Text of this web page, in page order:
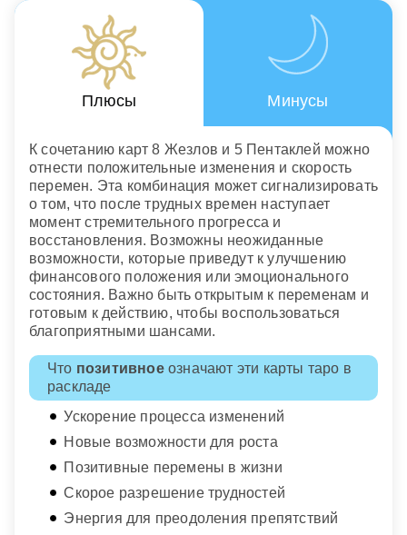
Плюсы Минусы
К сочетанию карт 8 Жезлов и 5 Пентаклей можно
отнести положительные изменения и скорость
перемен. Эта комбинация может сигнализировать
о том, что после трудных времен наступает
момент стремительного прогресса и
восстановления. Возможны неожиданные
возможности, которые приведут к улучшению
финансового положения или эмоционального
состояния. Важно быть открытым к переменам и
готовым к действию, чтобы воспользоваться
благоприятными шансами.
Что позитивноеозначают эти карты таро в
раскладе
Ускорение процесса изменений
Новые возможности для роста
Позитивные перемены в жизни
Скорое разрешение трудностей
Энергия для преодоления препятствий